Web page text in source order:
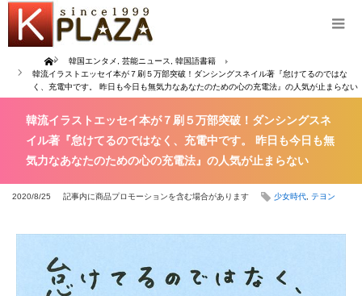
Home 韓国エンタメ 芸能ニュース
韓国語書籍
韓流イラストエッセイ本が７刷５万部突破！ダンシングスネイル著『怠けてるのではな
く、充電中です。 昨日も今日も無気力なあなたのための心の充電法』の人気が止まらない
韓流イラストエッセイ本が７刷５万部突破！ダンシングスネ
イル著『怠けてるのではなく、充電中です。 昨日も今日も無
気力なあなたのための心の充電法』の人気が止まらない
2020/8/25 記事内に商品プロモーションを含む場合があります 少女時代 テヨン